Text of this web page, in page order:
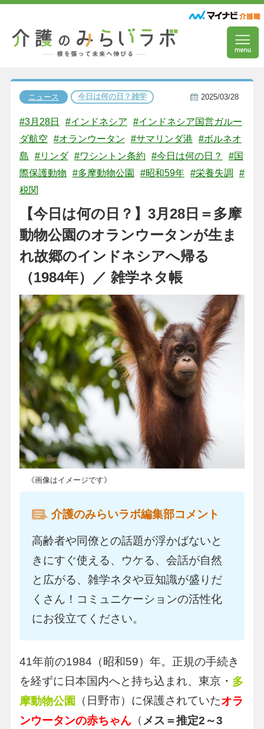
ニュース 今日は何の日？雑学 2025/03/28
#3月28日 #インドネシア
#インドネシア国営ガルー
ダ航空
#オランウータン #サマリンダ港
#ボルネオ
島
#リンダ #ワシントン条約 #今日は何の日？
#国
際保護動物
#多摩動物公園 #昭和59年 #栄養失調
#
税関
【今日は何の日？】3月28日＝多摩
動物公園のオランウータンが生ま
れ故郷のインドネシアへ帰る
（1984年）／ 雑学ネタ帳
《画像はイメージです》
介護のみらいラボ編集部コメント
高齢者や同僚との話題が浮かばないと
きにすぐ使える、ウケる、会話が自然
と広がる、雑学ネタや豆知識が盛りだ
くさん！コミュニケーションの活性化
にお役立てください。
41年前の1984（昭和59）年。正規の手続き
を経ずに日本国内へと持ち込まれ、東京・ 多
摩動物公園
（日野市）に保護されていたオラ
ンウータンの赤ちゃん（ メス＝推定2～3